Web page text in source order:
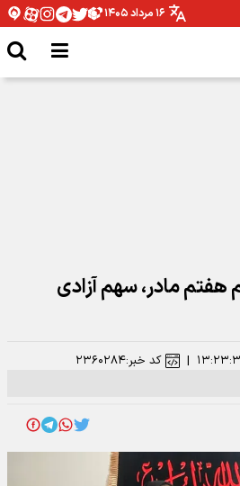
۱۶ مرداد ۱۴۰۵
هفتم مادر، سهم آزادی
| کد خبر:۲۳۶۰۲۸۴